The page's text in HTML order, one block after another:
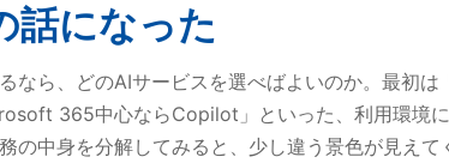
話になった
なら、どのAIサービスを選べばよいのか。最初
365中心ならCopilot」といった、利用環境
の中身を分解してみると、少し違う景色が見えて